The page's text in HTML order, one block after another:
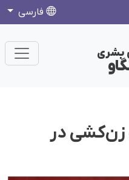
فارسی
بشری
زن‌کشی در